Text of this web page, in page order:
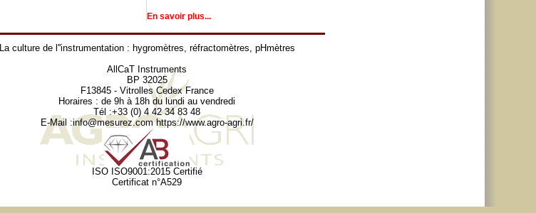
En savoir plus...
La culture de l''instrumentation : hygromètres, réfractomètres, pHmètres
AllCaT Instruments
BP 32025
F13845 - Vitrolles Cedex France
Horaires : de 9h à 18h du lundi au vendredi
Tél :+33 (0) 4 42 34 83 48
E-Mail :info@mesurez.com https://www.agro-agri.fr/
ISO ISO9001:2015 Certifié
Certificat n°A529